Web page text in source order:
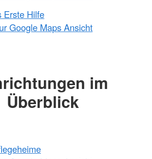
Erste Hilfe
Google Maps Ansicht
im
Überblick